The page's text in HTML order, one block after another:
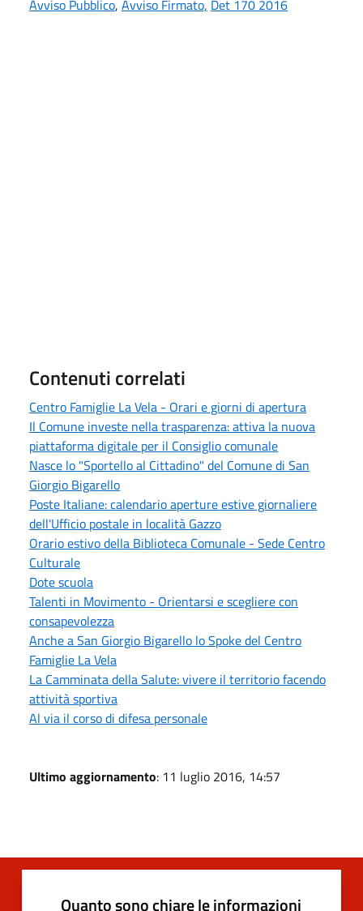
Avviso Pubblico, Avviso Firmato, Det 170 2016
Contenuti correlati
Centro Famiglie La Vela - Orari e giorni di apertura
Il Comune investe nella trasparenza: attiva la nuova
piattaforma digitale per il Consiglio comunale
Nasce lo "Sportello al Cittadino" del Comune di San
Giorgio Bigarello
Poste Italiane: calendario aperture estive giornaliere
dell'Ufficio postale in località Gazzo
Orario estivo della Biblioteca Comunale - Sede Centro
Culturale
Dote scuola
Talenti in Movimento - Orientarsi e scegliere con
consapevolezza
Anche a San Giorgio Bigarello lo Spoke del Centro
Famiglie La Vela
La Camminata della Salute: vivere il territorio facendo
attività sportiva
Al via il corso di difesa personale
Ultimo aggiornamento: 11 luglio 2016, 14:57
Quanto sono chiare le informazioni